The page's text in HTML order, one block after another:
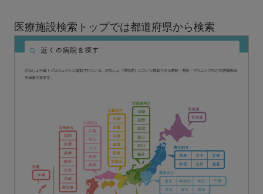
医療施設検索トップでは都道府県から検索